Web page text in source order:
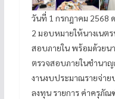
วันที่ 1 กรกฎาคม 2568
2 มอบหมายให้นางเนต
สอบภายใน พร้อมด้วยน
ตรวจสอบภายในชำนา
งานงบประมาณรายจ่า
ลงทุน รายการ ค่าครุภั